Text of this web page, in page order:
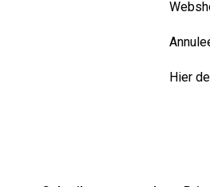
Hier